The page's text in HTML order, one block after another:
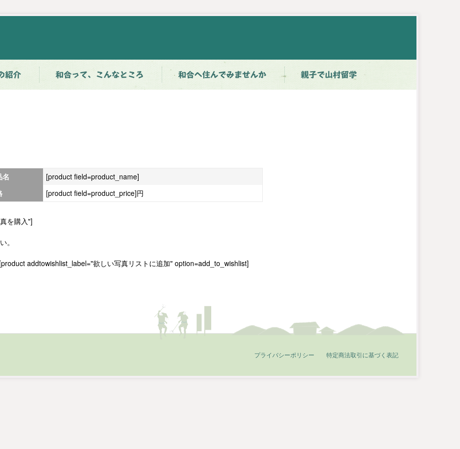
紹介 和合って、こんなところ 和合へ住んでみませんか 親子で山村留学
名
[product field=product_name]
[product field=product_price]円
を購入"]
。
addtowishlist_label="欲しい写真リストに追加" option=add_to_wishlist]
特定商法取引に基づく表記
プライバシーポリシー